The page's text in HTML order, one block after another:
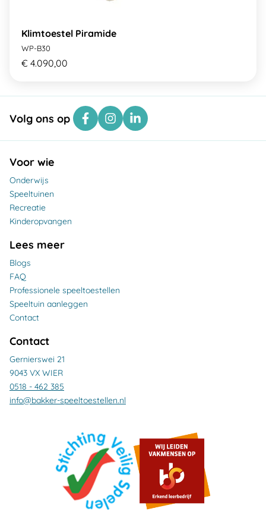
Klimtoestel Piramide
WP-B30
€ 4.090,00
Volg ons op
Voor wie
Onderwijs
Speeltuinen
Recreatie
Kinderopvangen
Lees meer
Blogs
FAQ
Professionele speeltoestellen
Speeltuin aanleggen
Contact
Contact
Gernierswei 21
9043 VX WIER
0518 - 462 385
info@bakker-speeltoestellen.nl